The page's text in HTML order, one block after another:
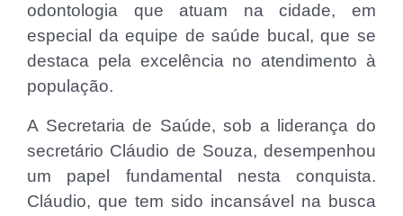
odontologia que atuam na cidade, em
especial da equipe de saúde bucal, que se
destaca pela excelência no atendimento à
população.
A Secretaria de Saúde, sob a liderança do
secretário Cláudio de Souza, desempenhou
um papel fundamental nesta conquista.
Cláudio, que tem sido incansável na busca